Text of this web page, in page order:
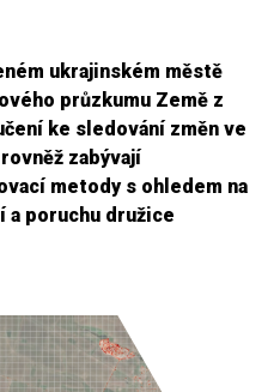
ukrajinském městě
průzkumu Země z
ke sledování změn ve
zabývají
metody s ohledem na
a poruchu družice